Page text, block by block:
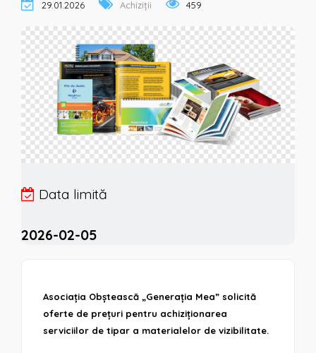
29.01.2026 Achiziții 459
Data limită
2026-02-05
Asociația Obștească „Generația Mea” solicită
oferte de prețuri pentru achiziționarea
serviciilor de tipar a materialelor de vizibilitate.